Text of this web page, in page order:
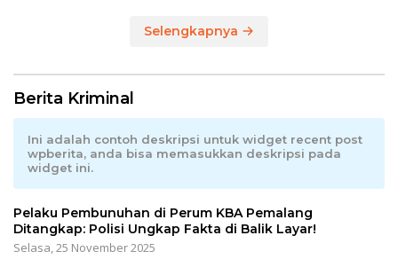
Selengkapnya
Berita Kriminal
Ini adalah contoh deskripsi untuk widget recent post
wpberita, anda bisa memasukkan deskripsi pada
widget ini.
Pelaku Pembunuhan di Perum KBA Pemalang
Ditangkap: Polisi Ungkap Fakta di Balik Layar!
Selasa, 25 November 2025